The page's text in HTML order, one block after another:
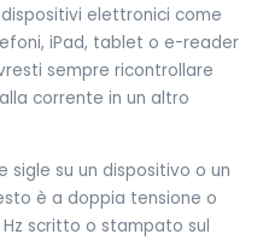
elettronici come
iPad, tablet o e-reader
sempre ricontrollare
corrente in un altro
sigle su un dispositivo o un
è a doppia tensione o
scritto o stampato sul